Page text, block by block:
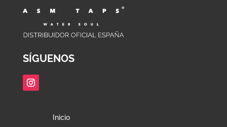
SÍGUENOS
Inicio